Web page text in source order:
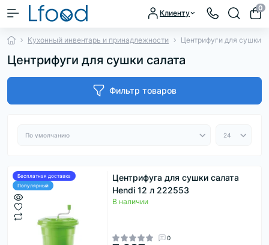
Клиенту
0
Кухонный инвентарь и принадлежности Центрифуги для сушки
Центрифуги для сушки салата
Фильтр товаров
Бесплатная доставка
Популярный
Центрифуга для сушки салата
Hendi 12 л 222553
В наличии
0